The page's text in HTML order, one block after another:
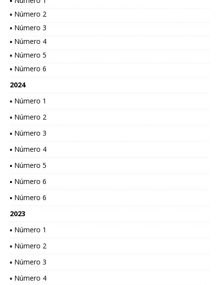
▪ Número 2
▪ Número 3
▪ Número 4
▪ Número 5
▪ Número 6
2024
▪ Número 1
▪ Número 2
▪ Número 3
▪ Número 4
▪ Número 5
▪ Número 6
▪ Número 6
2023
▪ Número 1
▪ Número 2
▪ Número 3
▪ Número 4